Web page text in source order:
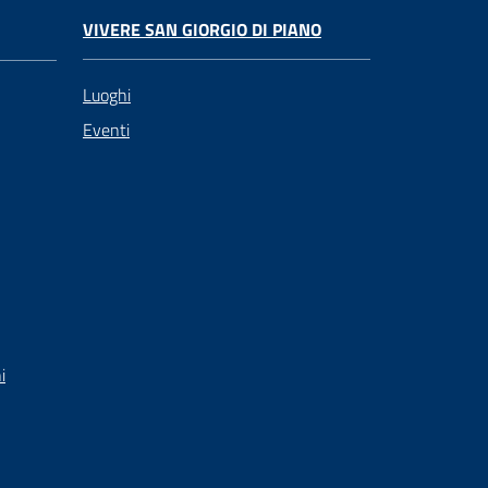
VIVERE SAN GIORGIO DI PIANO
Luoghi
Eventi